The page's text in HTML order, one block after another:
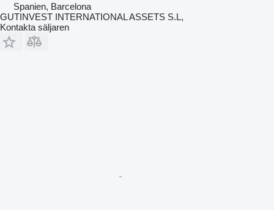
Spanien, Barcelona
GUTINVEST INTERNATIONAL ASSETS S.L,
Kontakta säljaren